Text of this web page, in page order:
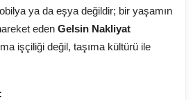
ya da eşya değildir; bir yaşamın
eden Gelsin Nakliyat
işçiliği değil, taşıma kültürü ile